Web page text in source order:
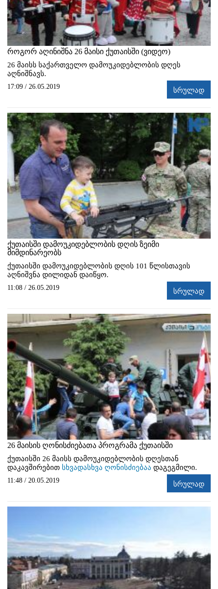
როგორ აღინიშნა 26 მაისი ქუთაისში (ვიდეო)
26 მაისს საქართველო დამოუკიდებლობის დღეს
აღნიშნავს.
17:09 / 26.05.2019 სრულად
ქუთაისში დამოუკიდებლობის დღის ზეიმი
მიმდინარეობს
ქუთაისში დამოუკიდებლობის დღის 101 წლისთავის
აღნიშვნა დილიდან დაიწყო.
11:08 / 26.05.2019 სრულად
26 მაისის ღონისძიებათა პროგრამა ქუთაისში
ქუთაისში 26 მაისს დამოუკიდებლობის დღესთან
დაკავშირებით სხვადასხვა ღონისძიებაა დაგეგმილი.
11:48 / 20.05.2019 სრულად